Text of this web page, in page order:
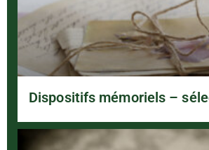
Dispositifs mémoriels –